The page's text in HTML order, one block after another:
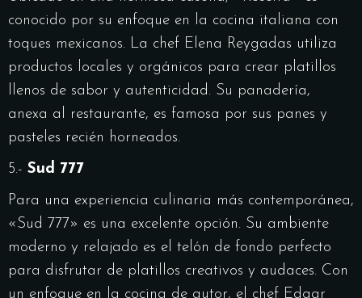
conocido por su enfoque en la cocina italiana con
toques mexicanos. La chef Elena Reygadas utiliza
productos locales y orgánicos para crear platillos
llenos de sabor y autenticidad. Su panadería,
anexa al restaurante, es famosa por sus panes y
pasteles recién horneados.
5.- Sud 777
Para una experiencia culinaria más contemporánea,
«Sud 777» es una excelente opción. Su ambiente
moderno y relajado es el telón de fondo perfecto
para disfrutar de platillos creativos y audaces. Con
un enfoque en la cocina de autor, el chef Edgar